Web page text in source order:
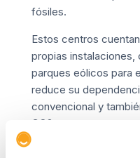
fósiles.
Estos centros
propias instalaciones,
parques eólicos para
reduce su
convencional y
CO2.
Cada vez más